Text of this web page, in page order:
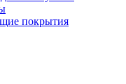
покрытия